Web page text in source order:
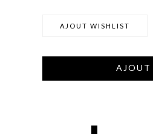
AJOUT WISHLIST
AJOUT